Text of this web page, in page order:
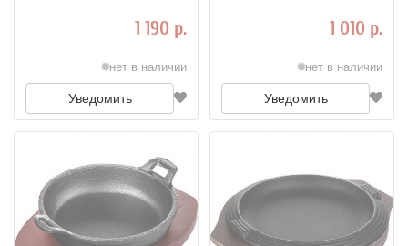
1 190 р.
нет в наличии
Уведомить
1 010 р.
нет в наличии
Уведомить